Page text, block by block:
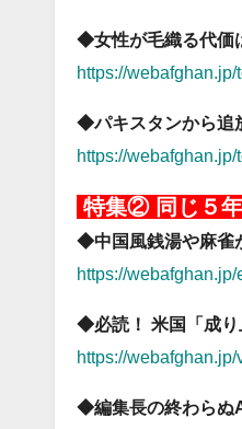
◆女性が毛織る代価
https://
◆パキスタンから追
https://
特集② 同じ５
◆中国風銭湯や麻雀
https://
◆必読！ 米国「成り
https://
◆編集長の終わらぬ